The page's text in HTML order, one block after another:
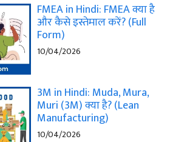
FMEA in Hindi: FMEA क्या है
और कैसे इस्तेमाल करें? (Full
Form)
10/04/2026
3M in Hindi: Muda, Mura,
Muri (3M) क्या है? (Lean
Manufacturing)
10/04/2026